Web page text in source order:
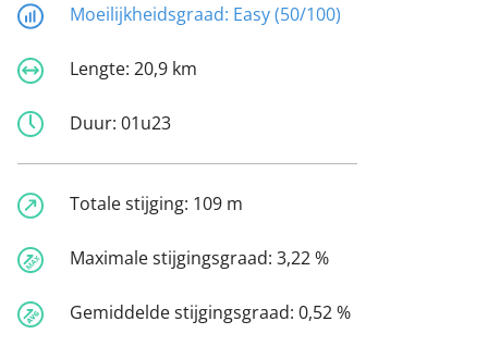
Moeilijkheidsgraad: Easy (50/100)
Lengte: 20,9 km
Duur: 01u23
Totale stijging: 109 m
Maximale stijgingsgraad: 3,22 %
Gemiddelde stijgingsgraad: 0,52 %